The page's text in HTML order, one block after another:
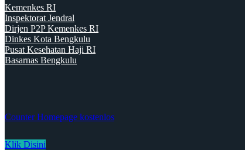
Kemenkes RI
Inspektorat Jendral
Dirjen P2P Kemenkes RI
Dinkes Kota Bengkulu
Pusat Kesehatan Haji RI
Basarnas Bengkulu
Counter Homepage kostenlos
Klik Disini